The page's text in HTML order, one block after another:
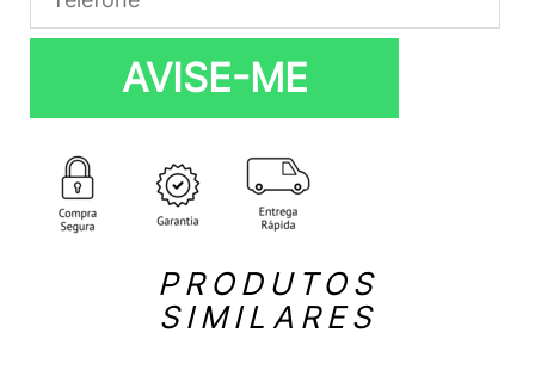
AVISE-ME
PRODUTOS
SIMILARES